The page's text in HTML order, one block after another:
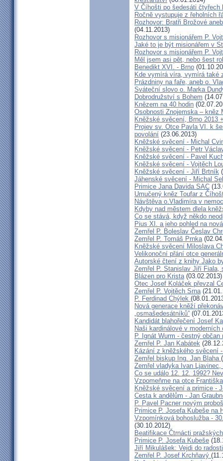
V Číhošti po šedesáti čtyřech
Ročně vystupuje z řeholních
Rozhovor: Bratři Brožové
(04.11.2013)
Rozhovor s misionářem P.
Jaké to je být misionářem v
Rozhovor s misionářem P.
Měl jsem asi pět, nebo šest
Benedikt XVI. - Brno
Kde vymírá víra, vymírá také
Prázdniny na faře, aneb o.
Sváteční slovo o. Marka
Dobrodružství s Bohem
Knězem na 40 hodin
Osobnosti Znojemska – kněz
Kněžské svěcení, Brno 2013
Projev sv. Otce Pavla VI. k
povolání (23.06.2013)
Kněžské svěcení - Michal
Kněžské svěcení - Petr
Kněžské svěcení - Pavel
Kněžské svěcení - Vojtěch
Kněžské svěcení - Jiří Brtník
Jáhenské svěcení - Michal
Primice Jana Davida SAC
Umučený kněz Toufar z
Návštěva o.Vladimíra v
Kdyby nad městem dlela
Co se stává, když někdo
Pius XI. a jeho pohled na
Zemřel P. Boleslav Česlav
Zemřel P. Tomáš Prnka
Kněžské svěcení Miloslava
Velikonoční přání otce
Autorské čtení z knihy Jako
Zemřel P. Stanislav Jiří Fiala,
Blázen pro Krista(03.02.2013)
Otec Josef Koláček převzal
Zemřel P. Vojtěch Srna
P. Ferdinad Chýlek
Nová generace kněží
„osmašedesátníků”
Kandidát blahořečení Josef
Naši kardinálové v
P. Ignát Wurm - čestný
Zemřel P. Jan Kabátek
Kázání z kněžského svěcení
Zemřel biskup Ing. Jan Blaha
Zemřel vladyka Ivan
Co se událo 12. 12. 1992?
Vzpomeňme na otce
Kněžské svěcení a primice -
Cesta k andělům - Jan
P. Pavel Pacner novým
Primice P. Josefa Kubeše na
Vzpomínková bohoslužba -
(30.10.2012)
Beatifikace Čtrnácti
Primice P. Josefa Kubeše
Jiří Mikulášek: Vejdi do
Zemřel P. Josef Krchňavý